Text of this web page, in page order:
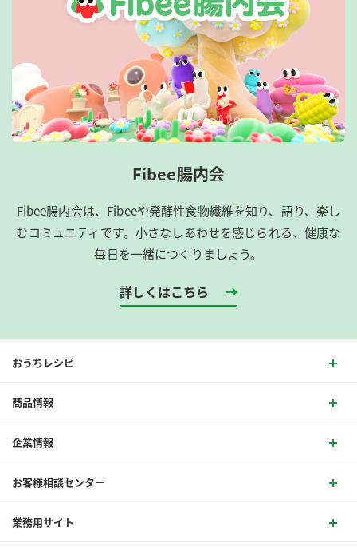
Fibee腸内会
Fibee腸内会は、​Fibeeや発酵性食物繊維を知り、語り、楽し
むコミュニティです。​小さなしあわせを感じられる、健康な
毎日を一緒につくりましょう。
詳しくはこちら
おうちレシピ
商品情報
企業情報
お客様相談センター
業務用サイト